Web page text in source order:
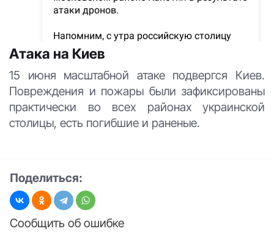
Атака на Киев
15 июня масштабной атаке подвергся Киев.
Повреждения и пожары были зафиксированы
практически во всех районах украинской
столицы, есть погибшие и раненые.
Поделиться:
Сообщить об ошибке